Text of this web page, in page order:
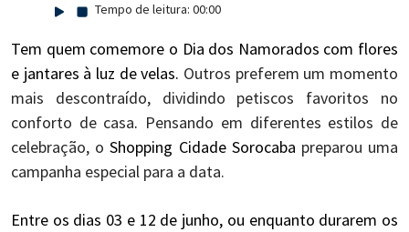
Tempo de leitura: 00:00
Tem quem comemore o Dia dos Namorados com flores
e jantares à luz de velas. Outros preferem um momento
mais descontraído, dividindo petiscos favoritos no
conforto de casa. Pensando em diferentes estilos de
celebração, oShopping Cidade Sorocaba preparou uma
campanha especial para a data.
Entre os dias 03 e 12 de junho, ou enquanto durarem os